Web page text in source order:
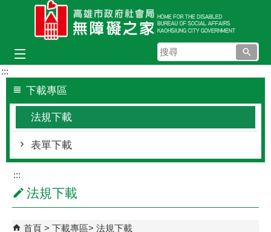
跳到主要內容區塊
搜
尋
:::
下載專區
法規下載
表單下載
:::
法規下載
首頁 下載專區 法規下載